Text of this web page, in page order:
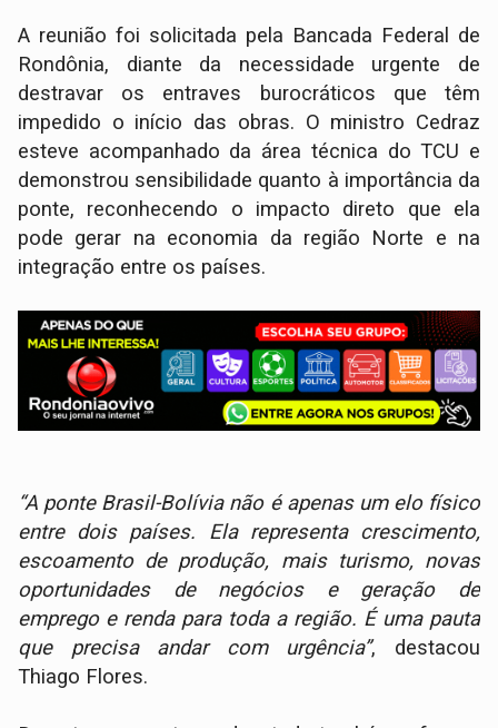
A reunião foi solicitada pela Bancada Federal de
Rondônia, diante da necessidade urgente de
destravar os entraves burocráticos que têm
impedido o início das obras. O ministro Cedraz
esteve acompanhado da área técnica do TCU e
demonstrou sensibilidade quanto à importância da
ponte, reconhecendo o impacto direto que ela
pode gerar na economia da região Norte e na
integração entre os países.
“A ponte Brasil-Bolívia não é apenas um elo físico
entre dois países. Ela representa crescimento,
escoamento de produção, mais turismo, novas
oportunidades de negócios e geração de
emprego e renda para toda a região. É uma pauta
que precisa andar com urgência”, destacou
Thiago Flores.